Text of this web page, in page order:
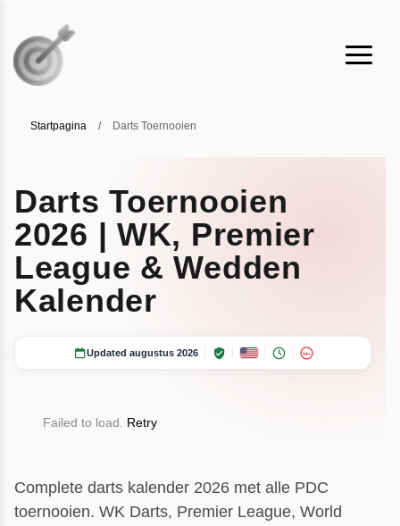
Startpagina / Darts Toernooien
Darts Toernooien
2026 | WK, Premier
League & Wedden
Kalender
Updated augustus 2026 18+
Failed to load. Retry
Complete darts kalender 2026 met alle PDC
toernooien. WK Darts, Premier League, World